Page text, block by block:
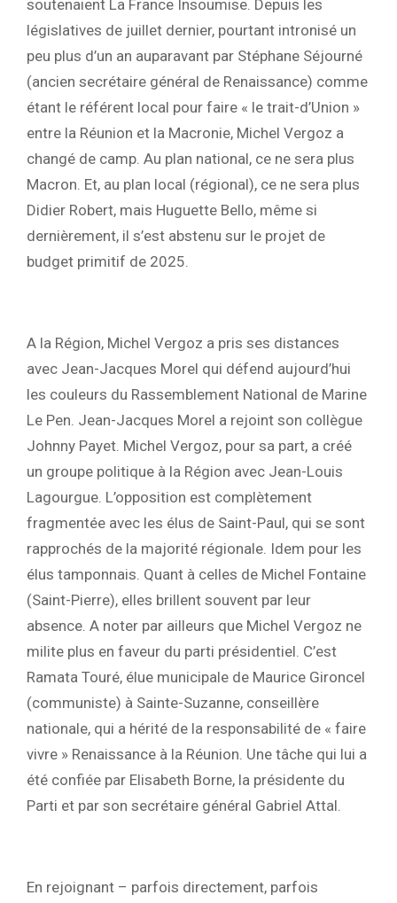
soutenaient La France Insoumise. Depuis les
législatives de juillet dernier, pourtant intronisé un
peu plus d’un an auparavant par Stéphane Séjourné
(ancien secrétaire général de Renaissance) comme
étant le référent local pour faire « le trait-d’Union »
entre la Réunion et la Macronie, Michel Vergoz a
changé de camp. Au plan national, ce ne sera plus
Macron. Et, au plan local (régional), ce ne sera plus
Didier Robert, mais Huguette Bello, même si
dernièrement, il s’est abstenu sur le projet de
budget primitif de 2025.
A la Région, Michel Vergoz a pris ses distances
avec Jean-Jacques Morel qui défend aujourd’hui
les couleurs du Rassemblement National de Marine
Le Pen. Jean-Jacques Morel a rejoint son collègue
Johnny Payet. Michel Vergoz, pour sa part, a créé
un groupe politique à la Région avec Jean-Louis
Lagourgue. L’opposition est complètement
fragmentée avec les élus de Saint-Paul, qui se sont
rapprochés de la majorité régionale. Idem pour les
élus tamponnais. Quant à celles de Michel Fontaine
(Saint-Pierre), elles brillent souvent par leur
absence. A noter par ailleurs que Michel Vergoz ne
milite plus en faveur du parti présidentiel. C’est
Ramata Touré, élue municipale de Maurice Gironcel
(communiste) à Sainte-Suzanne, conseillère
nationale, qui a hérité de la responsabilité de « faire
vivre » Renaissance à la Réunion. Une tâche qui lui a
été confiée par Elisabeth Borne, la présidente du
Parti et par son secrétaire général Gabriel Attal.
En rejoignant – parfois directement, parfois